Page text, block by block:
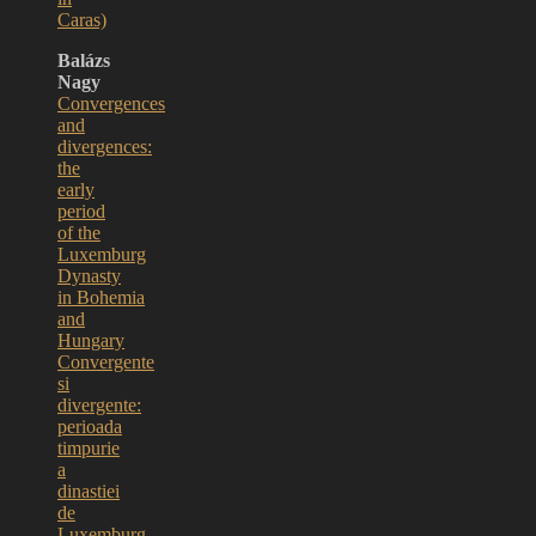
Caras)
Balázs
Nagy
Convergences
and
divergences:
the
early
period
of the
Luxemburg
Dynasty
in Bohemia
and
Hungary
Convergente
si
divergente:
perioada
timpurie
a
dinastiei
de